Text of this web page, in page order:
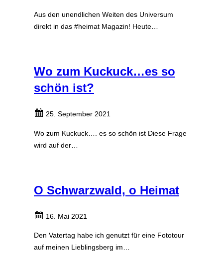
Aus den unendlichen Weiten des Universum
direkt in das #heimat Magazin! Heute…
Wo zum Kuckuck…es so
schön ist?
25. September 2021
Wo zum Kuckuck…. es so schön ist Diese Frage
wird auf der…
O Schwarzwald, o Heimat
16. Mai 2021
Den Vatertag habe ich genutzt für eine Fototour
auf meinen Lieblingsberg im…